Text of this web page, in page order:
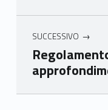
SUCCESSIVO
Skip back to main navigation